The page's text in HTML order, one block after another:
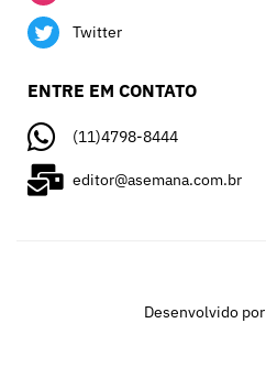
Twitter
ENTRE EM CONTATO
(11)4798-8444
editor@asemana.com.br
Desenvolvido por